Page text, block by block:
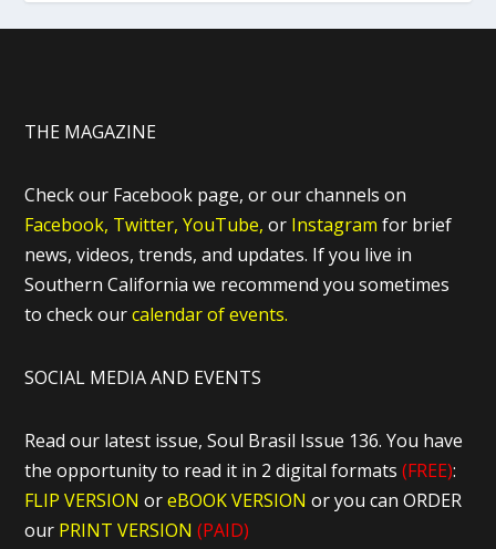
THE MAGAZINE
Check our Facebook page, or our channels on
Facebook, Twitter, YouTube, or Instagram for brief
news, videos, trends, and updates. If you live in
Southern California we recommend you sometimes
to check ourcalendar of events.
SOCIAL MEDIA AND EVENTS
Read our latest issue, Soul Brasil Issue 136. You have
the opportunity to read it in 2 digital formats(FREE):
FLIP VERSION oreBOOK VERSIONor you can ORDER
our PRINT VERSION (PAID)